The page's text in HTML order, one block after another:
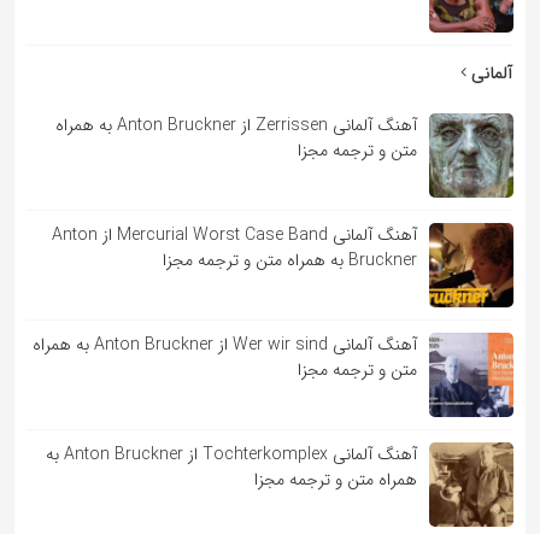
آلمانی
آهنگ آلمانی Zerrissen از Anton Bruckner به همراه
متن و ترجمه مجزا
آهنگ آلمانی Mercurial Worst Case Band از Anton
Bruckner به همراه متن و ترجمه مجزا
آهنگ آلمانی Wer wir sind از Anton Bruckner به همراه
متن و ترجمه مجزا
آهنگ آلمانی Tochterkomplex از Anton Bruckner به
همراه متن و ترجمه مجزا